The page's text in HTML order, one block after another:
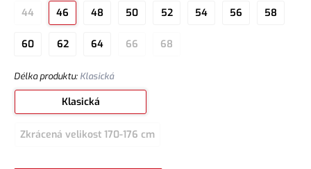
44 46 48 50 52 54 56 58
60 62 64 66 68
Délka produktu: Klasická
Klasická
Zkrácená velikost 170-176 cm